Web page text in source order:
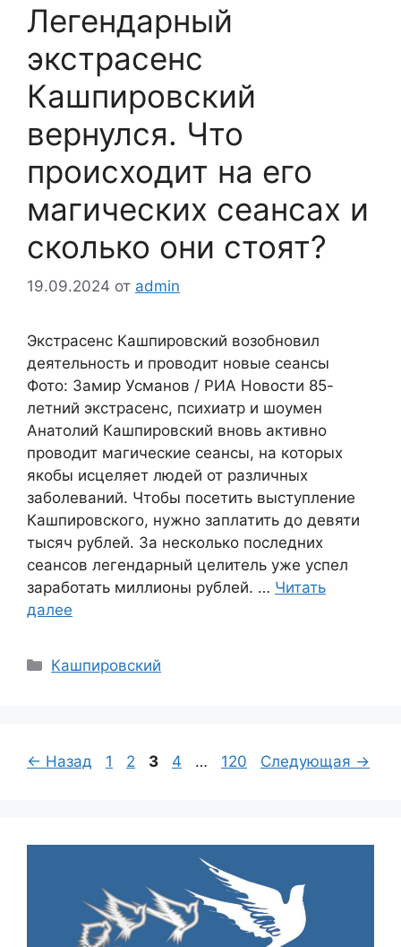
Легендарный
экстрасенс
Кашпировский
вернулся. Что
происходит на его
магических сеансах и
сколько они стоят?
19.09.2024 от admin
Экстрасенс Кашпировский возобновил
деятельность и проводит новые сеансы
Фото: Замир Усманов / РИА Новости 85-
летний экстрасенс, психиатр и шоумен
Анатолий Кашпировский вновь активно
проводит магические сеансы, на которых
якобы исцеляет людей от различных
заболеваний. Чтобы посетить выступление
Кашпировского, нужно заплатить до девяти
тысяч рублей. За несколько последних
сеансов легендарный целитель уже успел
заработать миллионы рублей. … Читать
далее
Рубрики
Кашпировский
← Назад Страница
1 Страница
2 Страница
3 Страница
4 … Страница
120 Следующая →